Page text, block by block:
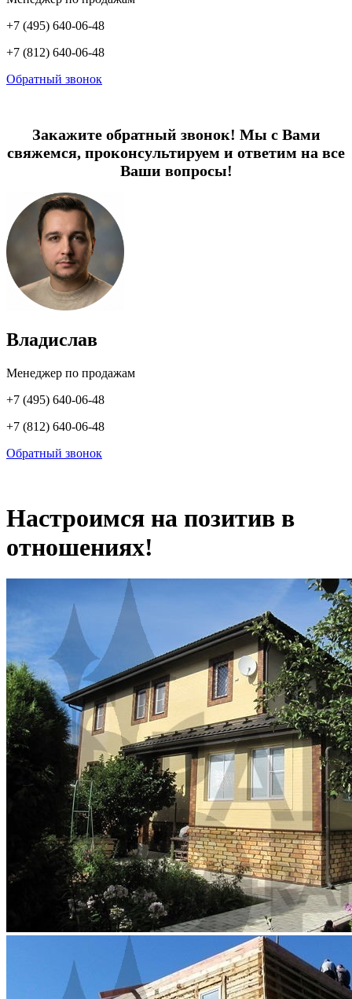
+7 (495) 640-06-48
+7 (812) 640-06-48
Обратный звонок
Закажите обратный звонок! Мы с Вами
свяжемся, проконсультируем и ответим на все
Ваши вопросы!
Владислав
Менеджер по продажам
+7 (495) 640-06-48
+7 (812) 640-06-48
Обратный звонок
Настроимся на позитив в
отношениях!